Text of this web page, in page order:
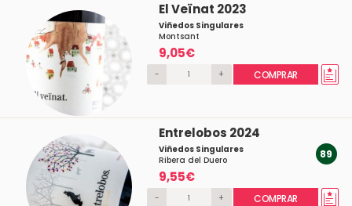
El Veïnat 2023
Viñedos Singulares
Montsant
9,05€
- + COMPRAR
Entrelobos 2024
Viñedos Singulares
Ribera del Duero
9,55€
89
- + COMPRAR